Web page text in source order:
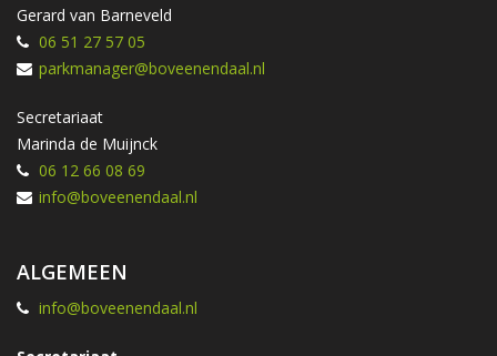
Gerard van Barneveld
06 51 27 57 05
parkmanager@boveenendaal.nl
Secretariaat
Marinda de Muijnck
06 12 66 08 69
info@boveenendaal.nl
ALGEMEEN
info@boveenendaal.nl